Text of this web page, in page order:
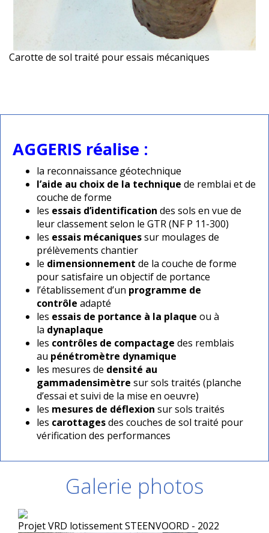
Carotte de sol traité pour essais mécaniques
AGGERIS réalise :
la reconnaissance géotechnique
l’aide au choix de la technique de remblai et de
couche de forme
les essais d’identification des sols en vue de
leur classement selon le GTR (NF P 11-300)
les essais mécaniquessur moulages de
prélèvements chantier
le dimensionnement de la couche de forme
pour satisfaire un objectif de portance
l’établissement d’un programme de
contrôle adapté
les essais de portance à la plaque ou à
la dynaplaque
les contrôles de compactage des remblais
au pénétromètre dynamique
les mesures de densité au
gammadensimètre sur sols traités (planche
d’essai et suivi de la mise en oeuvre)
les mesures de déflexion sur sols traités
les carottagesdes couches de sol traité pour
vérification des performances
Galerie photos
Projet VRD lotissement STEENVOORD - 2022